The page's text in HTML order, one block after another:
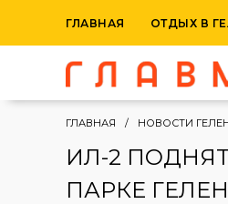
ГЛАВНАЯ ОТДЫХ В
ГЛАВНАЯ НОВОСТИ
ИЛ-2
ПАРКЕ